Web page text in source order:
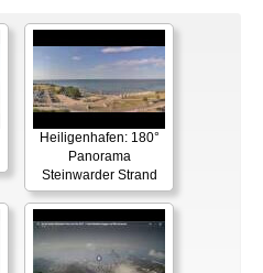
Heiligenhafen: 180°
Panorama
Steinwarder Strand